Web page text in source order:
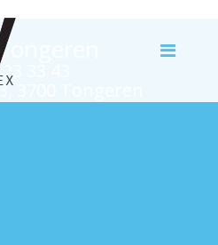
33 43
3700 Tongeren